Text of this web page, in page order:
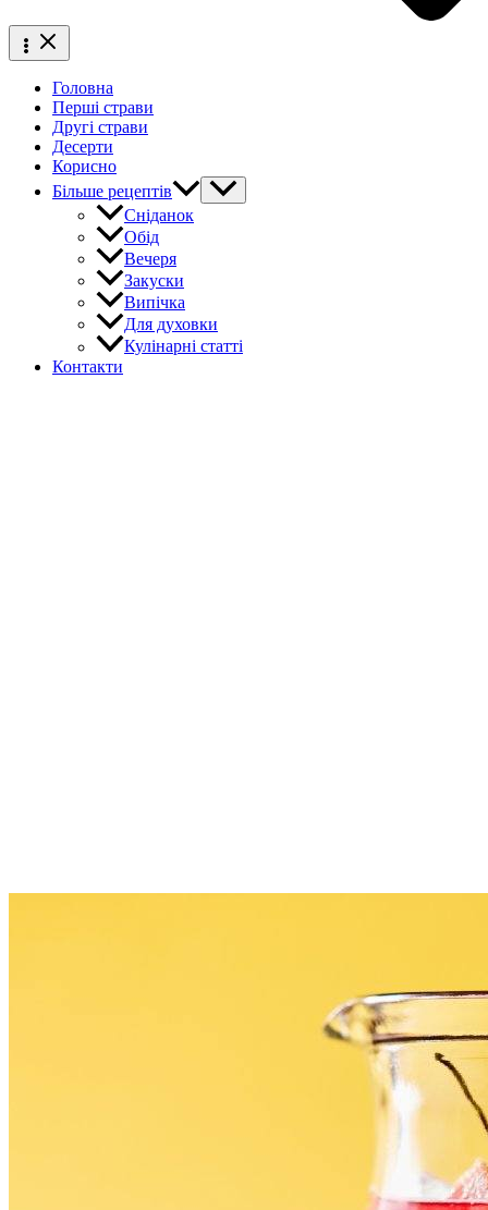
Головна
Перші страви
Другі страви
Десерти
Корисно
Більше рецептів
Сніданок
Обід
Вечеря
Закуски
Випічка
Для духовки
Кулінарні статті
Контакти